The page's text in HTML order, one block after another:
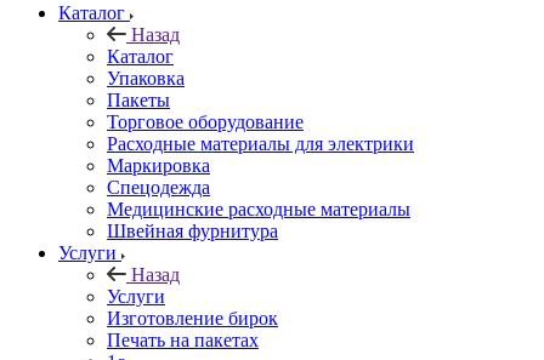
Каталог
Назад
Каталог
Упаковка
Пакеты
Торговое оборудование
Расходные материалы для электрики
Маркировка
Спецодежда
Медицинские расходные материалы
Швейная фурнитура
Услуги
Назад
Услуги
Изготовление бирок
Печать на пакетах